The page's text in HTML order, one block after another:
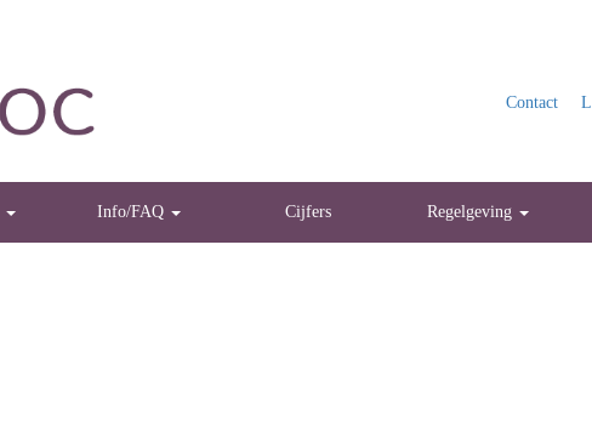
Contact
Info/FAQ Cijfers Regelgeving